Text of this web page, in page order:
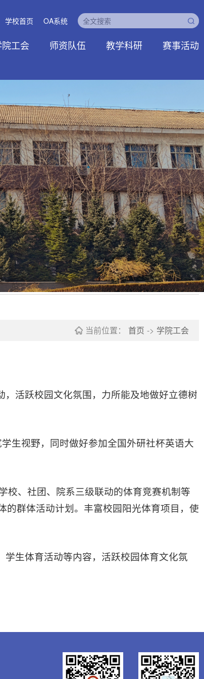
学校首页 OA系统
工会 师资队伍 教学科研 赛事活动
当前位置： 首页 -> 学院工会
活跃校园文化氛围，力所能及地做好立德树
生视野，同时做好参加全国外研社杯英语大
校、社团、院系三级联动的体育竞赛机制等
的群体活动计划。丰富校园阳光体育项目，使
生体育活动等内容，活跃校园体育文化氛